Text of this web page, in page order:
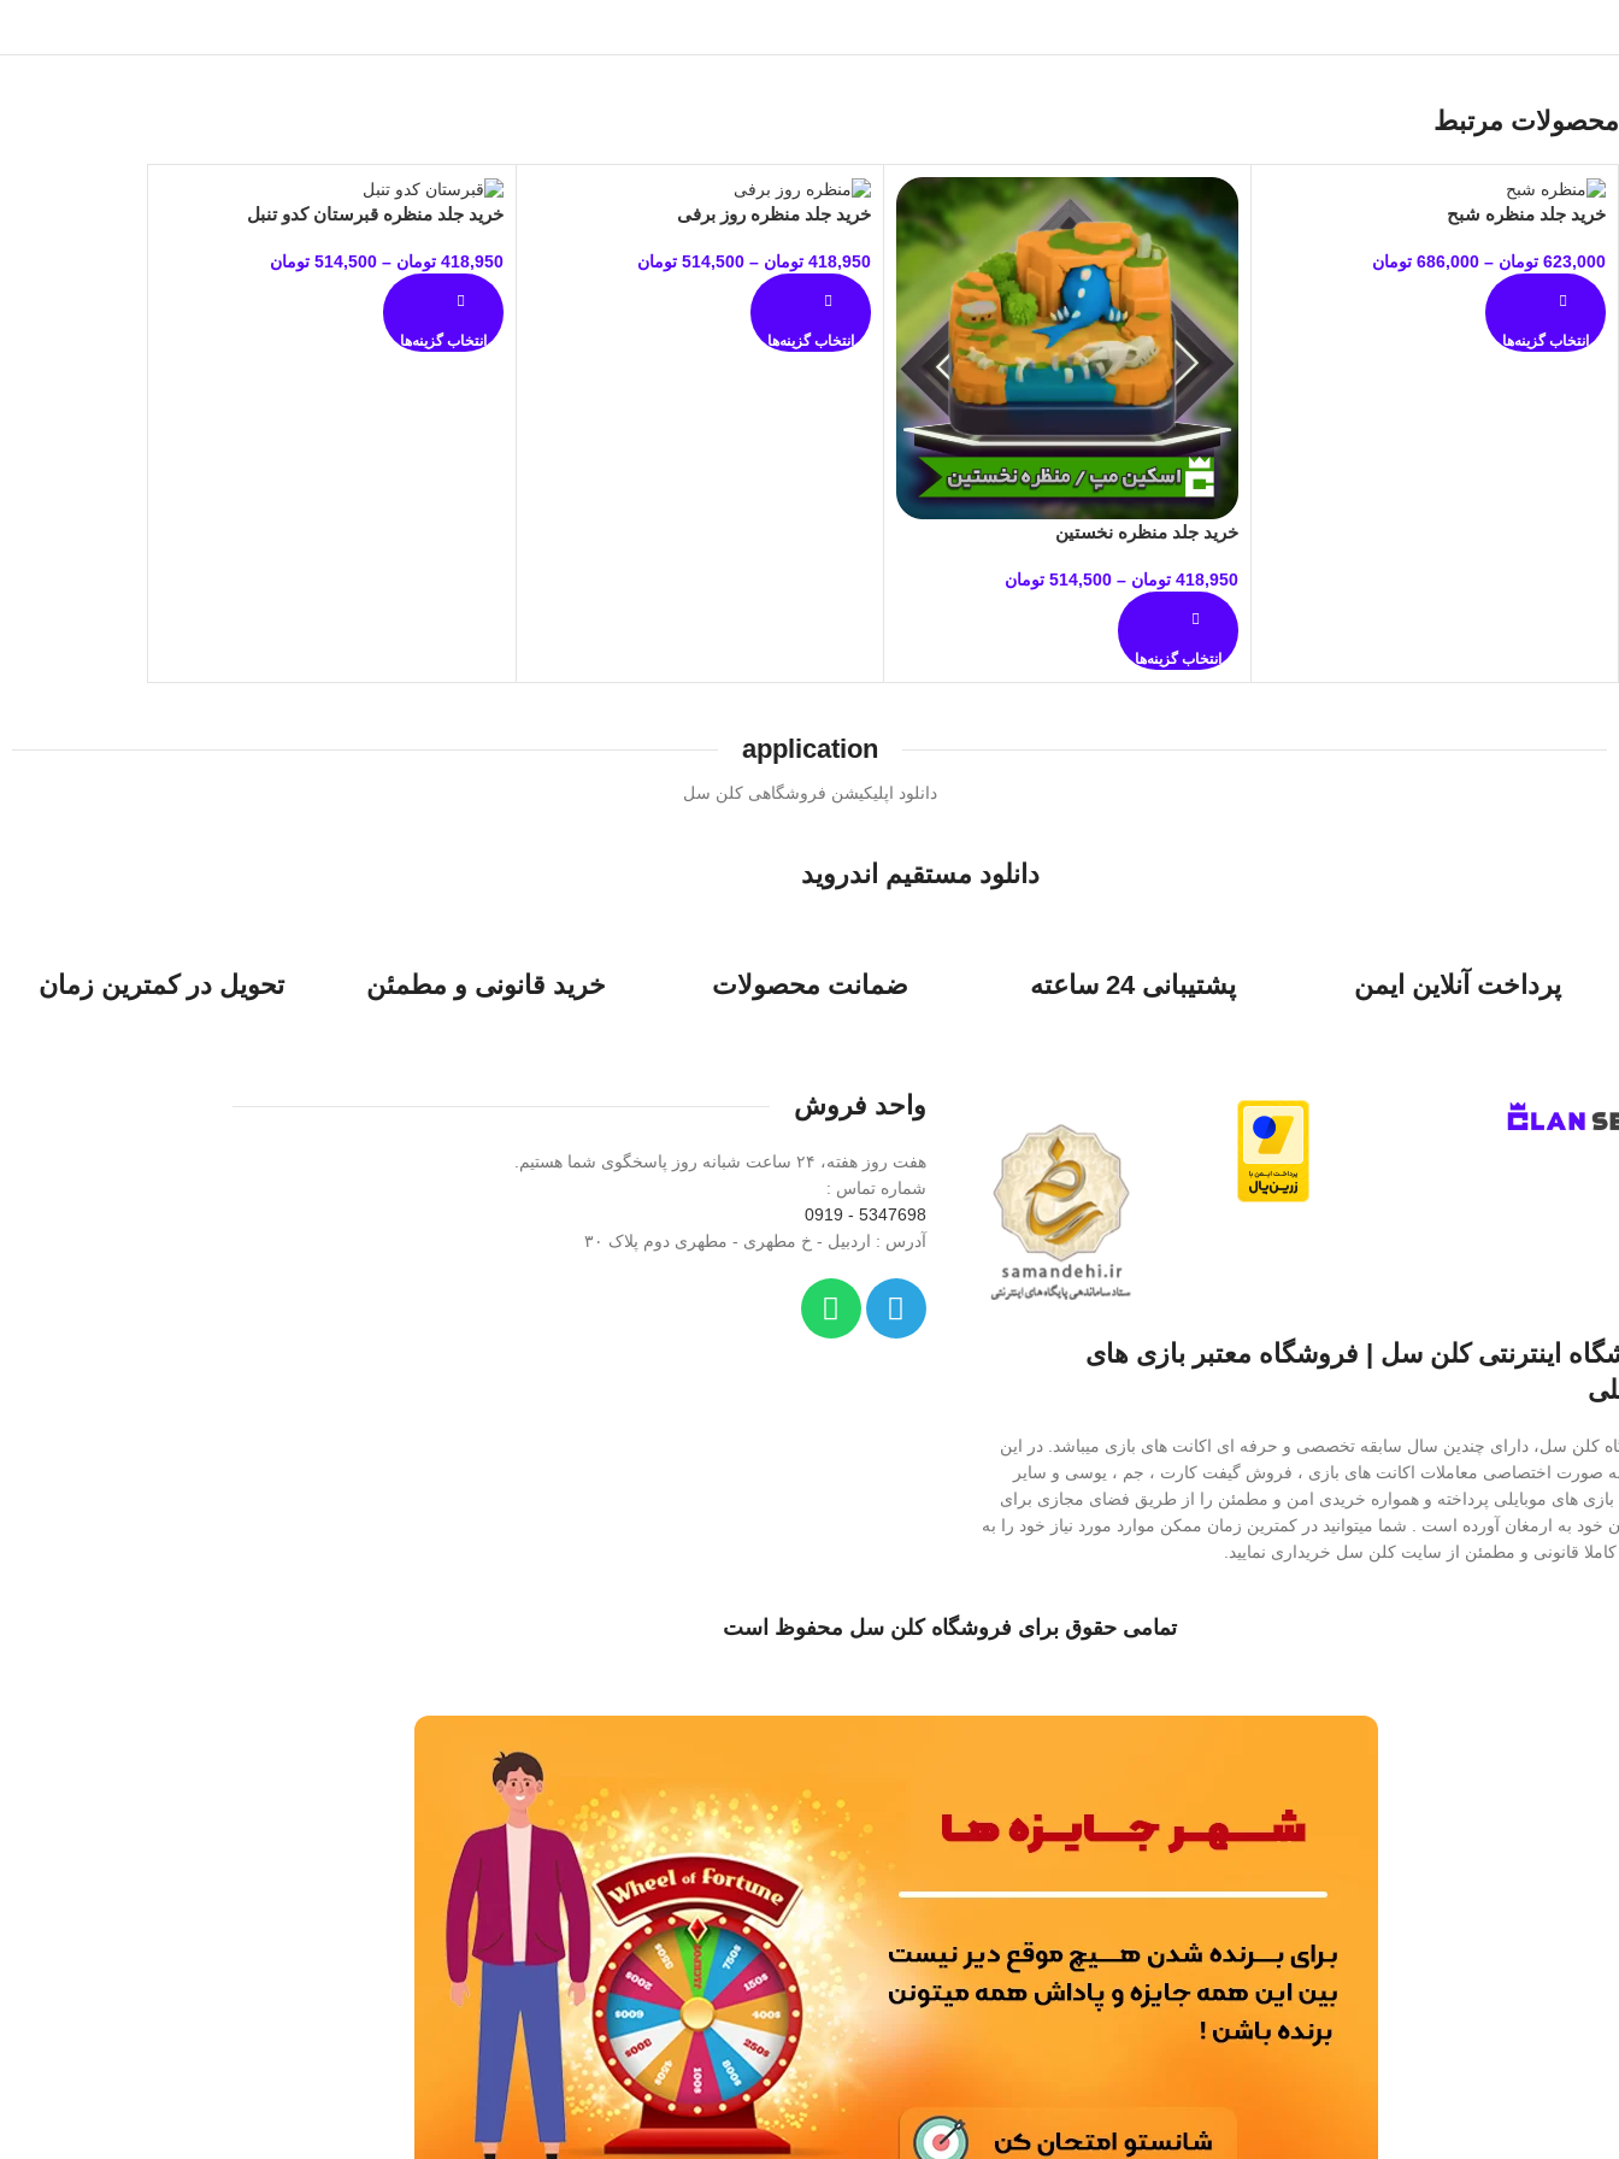
محصولات مرتبط
خرید جلد منظره شبح
623,000 تومان –
686,000 تومان
انتخاب گزینه‌ها
خرید جلد منظره نخستین
418,950 تومان –
514,500 تومان
انتخاب گزینه‌ها
خرید جلد منظره روز برفی
418,950 تومان –
514,500 تومان
انتخاب گزینه‌ها
خرید جلد منظره قبرستان کدو تنبل
418,950 تومان –
514,500 تومان
انتخاب گزینه‌ها
application
دانلود اپلیکیشن فروشگاهی کلن سل
دانلود مستقیم اندروید
پرداخت آنلاین ایمن پشتیبانی 24 ساعته ضمانت محصولات خرید قانونی و مطمئن تحویل در کمترین زمان
اینترنتی کلن سل | فروشگاه معتبر بازی های
کلن سل، دارای چندین سال سابقه تخصصی و حرفه ای اکانت های بازی میباشد. در این
صورت اختصاصی معاملات اکانت های بازی ، فروش گیفت کارت ، جم ، یوسی و سایر
های موبایلی پرداخته و همواره خریدی امن و مطمئن را از طریق فضای مجازی برای
خود به ارمغان آورده است . شما میتوانید در کمترین زمان ممکن موارد مورد نیاز خود را به
قانونی و مطمئن از سایت کلن سل خریداری نمایید.
واحد فروش
هفت روز هفته، ۲۴ ساعت شبانه‌ روز پاسخگوی شما هستیم.
شماره تماس :
5347698 - 0919
آدرس : اردبیل - خ مطهری - مطهری دوم پلاک ۳۰
تمامی حقوق برای فروشگاه کلن سل محفوظ است